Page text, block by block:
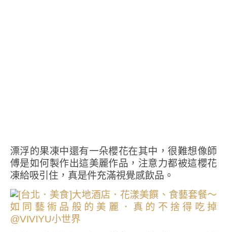
漂浮的果凍中還有一朵櫻花在其中，很難想像師
傅是如何製作出這美麗作品，注意力都被這櫻花
凍給吸引住，真是件充滿視覺感飲品。